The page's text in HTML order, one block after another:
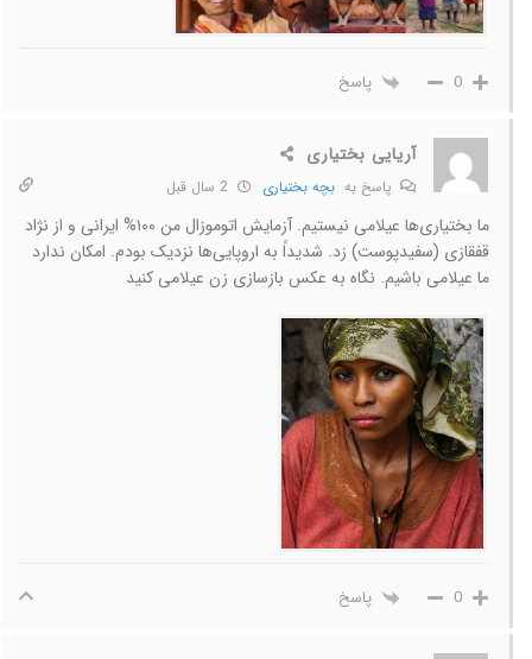
0 پاسخ
آریایی بختیاری
پاسخ به بچه بختیاری
ما بختیاری‌ها عیلامی نیستیم. آزمایش اتوموزال من ۱۰۰% ایرانی و از نژاد
قفقازی (سفیدپوست) زد. شدیداً به اروپایی‌ها نزدیک بودم. امکان ندارد
ما عیلامی باشیم. نگاه به عکس بازسازی زن عیلامی کنید
0 پاسخ